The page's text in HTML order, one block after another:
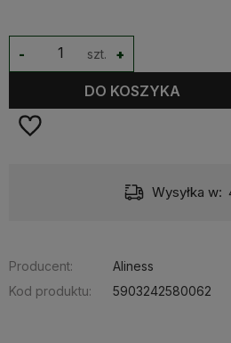
szt. +
-
DO KOSZYKA
Wysyłka w:
Producent:
Aliness
Kod produktu:
5903242580062